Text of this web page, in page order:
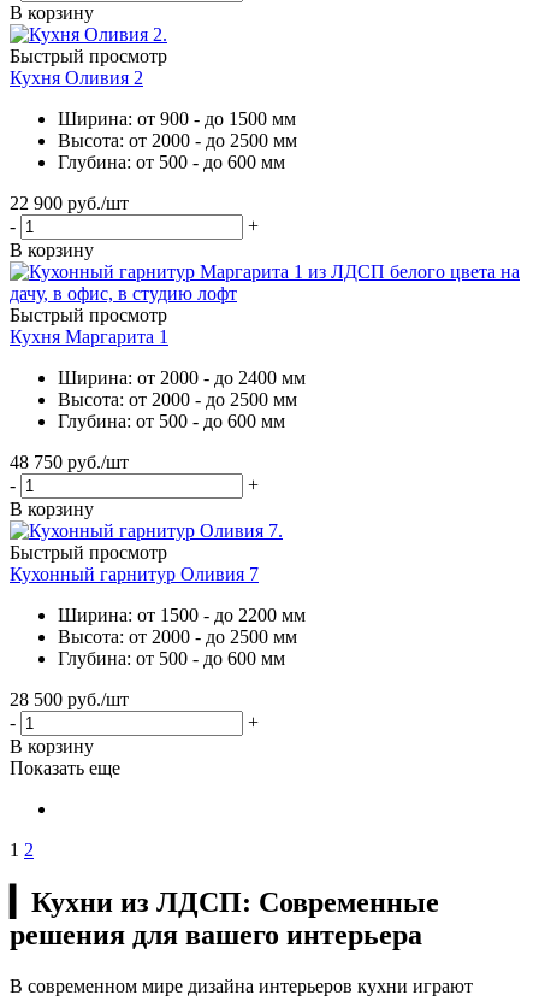
В корзину
Быстрый просмотр
Кухня Оливия 2
Ширина: от 900 - до 1500 мм
Высота: от 2000 - до 2500 мм
Глубина: от 500 - до 600 мм
22 900 руб./шт
-
+
В корзину
Быстрый просмотр
Кухня Маргарита 1
Ширина: от 2000 - до 2400 мм
Высота: от 2000 - до 2500 мм
Глубина: от 500 - до 600 мм
48 750 руб./шт
-
+
В корзину
Быстрый просмотр
Кухонный гарнитур Оливия 7
Ширина: от 1500 - до 2200 мм
Высота: от 2000 - до 2500 мм
Глубина: от 500 - до 600 мм
28 500 руб./шт
-
+
В корзину
Показать еще
1 2
▎Кухни из ЛДСП: Современные
решения для вашего интерьера
В современном мире дизайна интерьеров кухни играют